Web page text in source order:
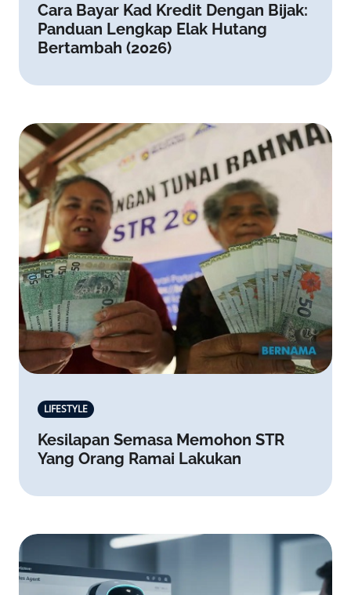
Cara Bayar Kad Kredit Dengan Bijak:
Panduan Lengkap Elak Hutang
Bertambah (2026)
LIFESTYLE
Kesilapan Semasa Memohon STR
Yang Orang Ramai Lakukan